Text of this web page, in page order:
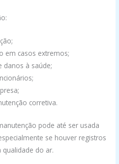
em casos extremos;
danos à saúde;
corretiva.
pode até ser usada
se houver registros
do ar.